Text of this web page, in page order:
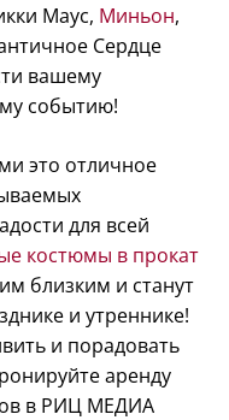
Маус, Миньон,
Сердце
вашему
событию!
это отличное
для всей
костюмы в прокат
близким и станут
и утреннике!
и порадовать
аренду
в РИЦ МЕДИА